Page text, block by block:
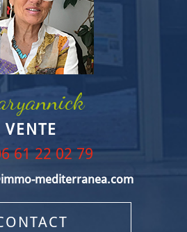
VENTE
61 22 02 79
mediterranea.com